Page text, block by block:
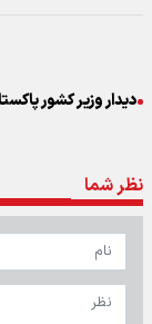
دیدار وزیر کشور
نظر شما